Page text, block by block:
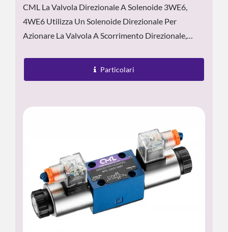
CML La Valvola Direzionale A Solenoide 3WE6,
4WE6 Utilizza Un Solenoide Direzionale Per
Azionare La Valvola A Scorrimento Direzionale,
Particolari